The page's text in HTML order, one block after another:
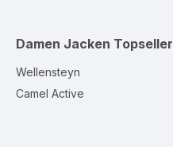
Damen Jacken Topseller
Wellensteyn
Camel Active